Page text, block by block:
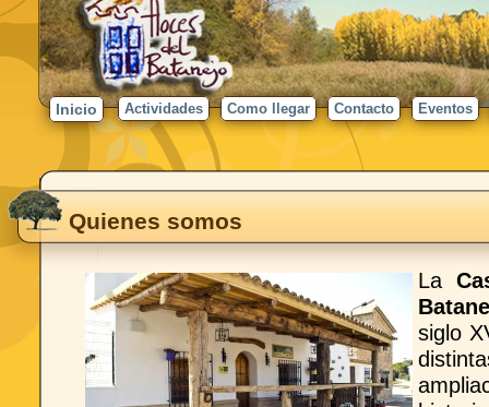
Inicio Actividades Como llegar Contacto Eventos
Quienes somos
La
siglo